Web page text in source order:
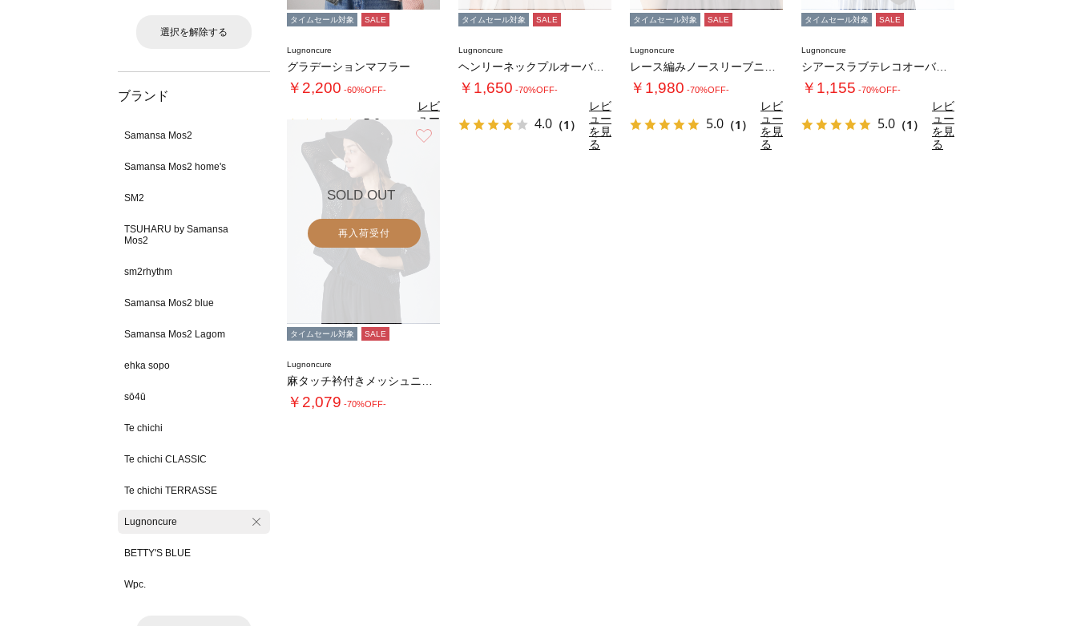
選択を解除する
ブランド
Samansa Mos2
Samansa Mos2 home's
SM2
TSUHARU by Samansa
Mos2
sm2rhythm
Samansa Mos2 blue
Samansa Mos2 Lagom
ehka sopo
sō4ū
Te chichi
Te chichi CLASSIC
Te chichi TERRASSE
Lugnoncure
BETTY'S BLUE
Wpc.
タイムセール対象 SALE
Lugnoncure
グラデーションマフラー
￥2,200 -60%OFF-
5.0（1）
レビ
ュー
を見
る
タイムセール対象 SALE
Lugnoncure
ヘンリーネックプルオーバーニット《2025a…
￥1,650 -70%OFF-
4.0 （1）
レビ
ュー
を見
る
タイムセール対象 SALE
Lugnoncure
￥1,980 -70%OFF-
5.0 （1）
レビ
ュー
を見
る
タイムセール対象 SALE
Lugnoncure
シアースラブテレコオーバートップス
￥1,155 -70%OFF-
5.0 （1）
レビ
ュー
を見
る
お気に入り
SOLD OUT
再入荷受付
タイムセール対象 SALE
Lugnoncure
￥2,079 -70%OFF-